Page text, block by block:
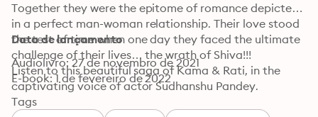
Together they were the epitome of romance depicted
in a perfect man-woman relationship. Their love stood
the test of time when one day they faced the ultimate
challenge of their lives… the wrath of Shiva!!!
Listen to this beautiful saga of Kama & Rati, in the
captivating voice of actor Sudhanshu Pandey.
Data de lançamento
Audiolivro: 27 de novembro de 2021
E-book: 1 de fevereiro de 2022
Tags